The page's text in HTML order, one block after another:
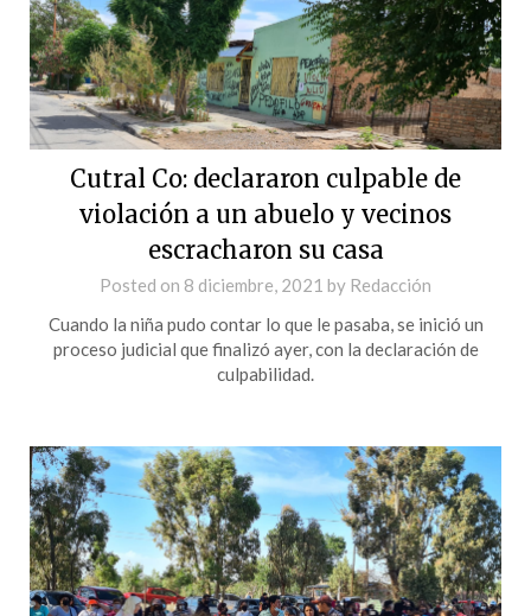
Cutral Co: declararon culpable de
violación a un abuelo y vecinos
escracharon su casa
Posted on 8 diciembre, 2021 by Redacción
Cuando la niña pudo contar lo que le pasaba, se inició un
proceso judicial que finalizó ayer, con la declaración de
culpabilidad.